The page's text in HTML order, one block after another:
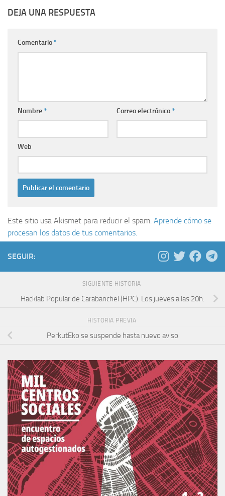
DEJA UNA RESPUESTA
Comentario*
Nombre* Correo electrónico*
Web
Este sitio usa Akismet para reducir el spam. Aprende cómo se
procesan los datos de tus comentarios.
SEGUIR:
SIGUIENTE HISTORIA
Hacklab Popular de Carabanchel (HPC). Los jueves a las 20h.
HISTORIA PREVIA
PerkutEko se suspende hasta nuevo aviso